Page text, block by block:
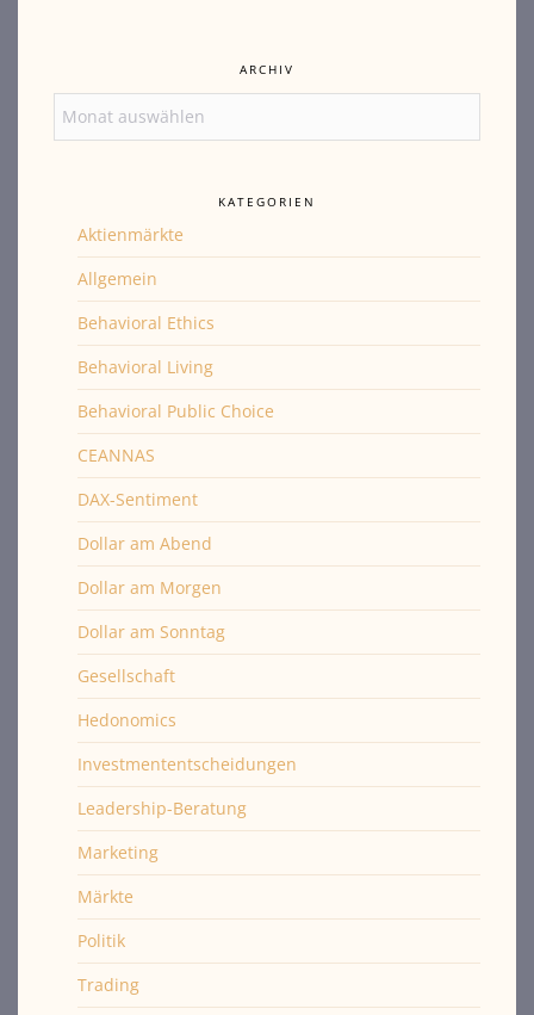
ARCHIV
KATEGORIEN
Aktienmärkte
Allgemein
Behavioral Ethics
Behavioral Living
Behavioral Public Choice
CEANNAS
DAX-Sentiment
Dollar am Abend
Dollar am Morgen
Dollar am Sonntag
Gesellschaft
Hedonomics
Investmententscheidungen
Leadership-Beratung
Marketing
Märkte
Politik
Trading